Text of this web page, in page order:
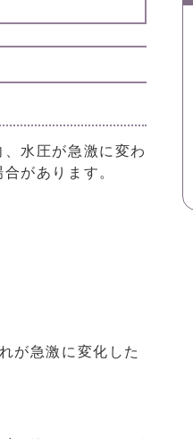
水圧が急激に変わ
があります。
が急激に変化した